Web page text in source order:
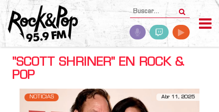
"SCOTT SHRINER" EN ROCK &
POP
NOTICIAS Abr 11, 2025